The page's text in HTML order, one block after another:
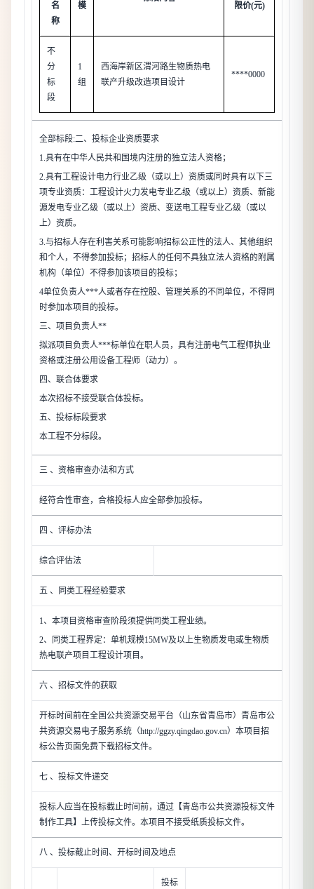
名
称
模 限价(元)
不
分
标
段
1
组
西海岸新区渭河路生物质热电
联产升级改造项目设计
****0000
全部标段:二、投标企业资质要求
1.具有在中华人民共和国境内注册的独立法人资格；
2.具有工程设计电力行业乙级（或以上）资质或同时具有以下三
项专业资质：工程设计火力发电专业乙级（或以上）资质、新能
源发电专业乙级（或以上）资质、变送电工程专业乙级（或以
上）资质。
3.与招标人存在利害关系可能影响招标公正性的法人、其他组织
和个人，不得参加投标；招标人的任何不具独立法人资格的附属
机构（单位）不得参加该项目的投标；
4单位负责人***人或者存在控股、管理关系的不同单位，不得同
时参加本项目的投标。
三、项目负责人**
拟派项目负责人***标单位在职人员，具有注册电气工程师执业
资格或注册公用设备工程师（动力）。
四、联合体要求
本次招标不接受联合体投标。
五、投标标段要求
本工程不分标段。
三 、资格审查办法和方式
经符合性审查，合格投标人应全部参加投标。
四 、评标办法
综合评估法
五 、同类工程经验要求
1、本项目资格审查阶段须提供同类工程业绩。
2、同类工程界定：单机规模15MW及以上生物质发电或生物质
热电联产项目工程设计项目。
六 、招标文件的获取
开标时间前在全国公共资源交易平台（山东省青岛市）青岛市公
共资源交易电子服务系统（http://ggzy.qingdao.gov.cn）本项目招
标公告页面免费下载招标文件。
七 、投标文件递交
投标人应当在投标截止时间前，通过【青岛市公共资源投标文件
制作工具】上传投标文件。本项目不接受纸质投标文件。
八 、投标截止时间、开标时间及地点
投标